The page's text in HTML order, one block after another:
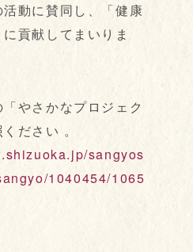
動に賛同し、「健康
貢献してまいりま
やさかなプロジェク
ださい 。
sangyos
1040454/1065